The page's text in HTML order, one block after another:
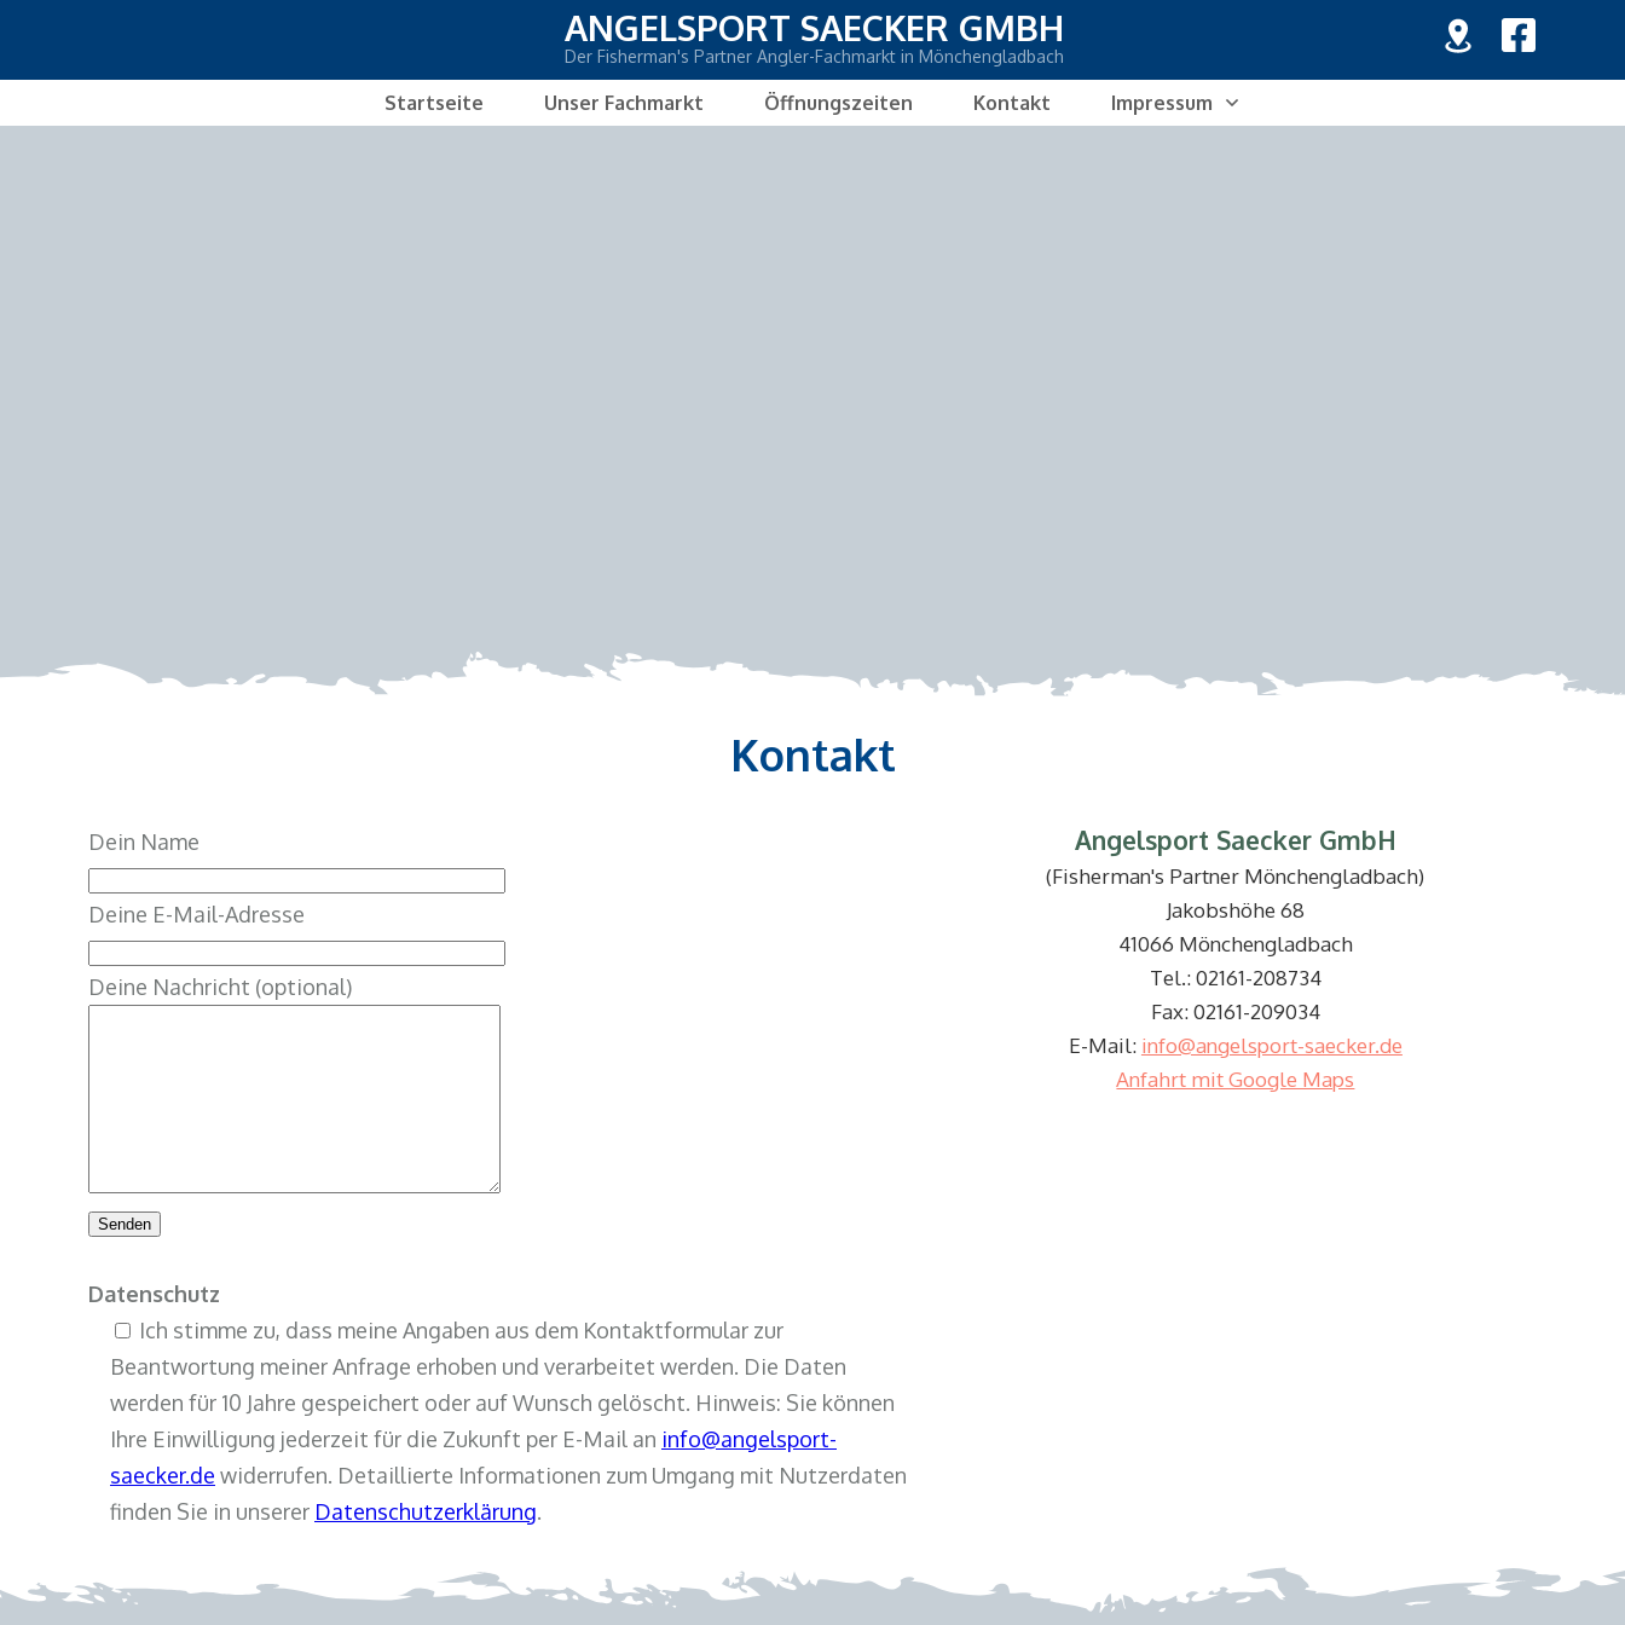
ANGELSPORT SAECKER GMBH
Der Fisherman's Partner Angler-Fachmarkt in Mönchengladbach
Startseite Unser Fachmarkt Öffnungszeiten Kontakt Impressum
Kontakt
Dein Name
Deine E-Mail-Adresse
Deine Nachricht (optional)
Datenschutz
Ich stimme zu, dass meine Angaben aus dem Kontaktformular zur
Beantwortung meiner Anfrage erhoben und verarbeitet werden. Die Daten
werden für 10 Jahre gespeichert oder auf Wunsch gelöscht. Hinweis: Sie können
Ihre Einwilligung jederzeit für die Zukunft per E-Mail an info@angelsport-
saecker.de widerrufen. Detaillierte Informationen zum Umgang mit Nutzerdaten
finden Sie in unserer Datenschutzerklärung.
Angelsport Saecker GmbH
(Fisherman's Partner Mönchengladbach)
Jakobshöhe 68
41066 Mönchengladbach
Tel.: 02161-208734
Fax: 02161-209034
E-Mail: info@angelsport-saecker.de
Anfahrt mit Google Maps